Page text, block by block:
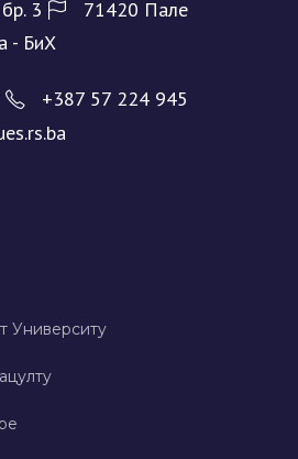
3
71420 Палe
- БиХ
+387 57 224 945
Университy